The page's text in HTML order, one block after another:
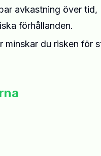
avkastning över tid,
förhållanden.
minskar du risken för